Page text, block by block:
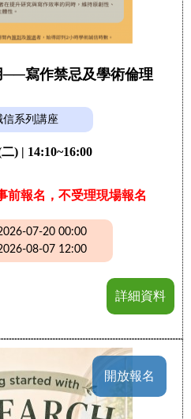
──寫作禁忌及學術倫理
信系列講座
) | 14:10~16:00
前報名，不受理現場報名
07-20 00:00
08-07 12:00
詳細資料
開放報名